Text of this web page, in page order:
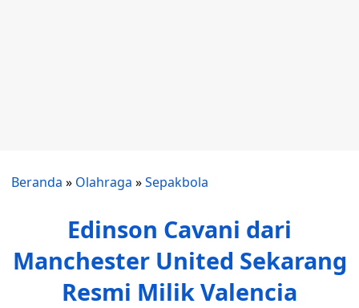
Beranda » Olahraga »Sepakbola
Edinson Cavani dari
Manchester United Sekarang
Resmi Milik Valencia